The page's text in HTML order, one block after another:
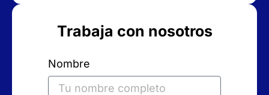
Trabaja con nosotros
Nombre